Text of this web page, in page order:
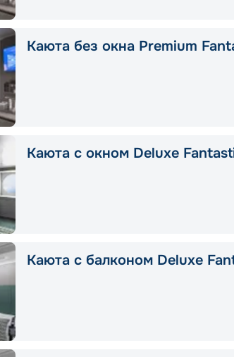
Каюта без окна Premium
Каюта с окном Deluxe
Каюта с балконом Deluxe